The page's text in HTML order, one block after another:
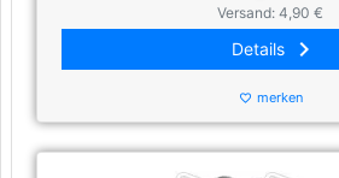
Versand: 4,90 €
Details keyboard_arrow_right
favorite_border merken